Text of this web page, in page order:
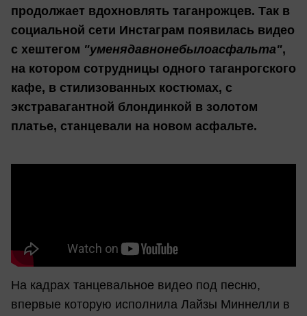
продолжает вдохновлять таганрожцев. Так в
социальной сети Инстаграм появилась видео
с хештегом "уменядавнонебылоасфальта",
на котором сотрудницы одного таганрогского
кафе, в стилизованных костюмах, с
экстравагантной блондинкой в золотом
платье, станцевали на новом асфальте.
На кадрах танцевальное видео под песню,
впервые которую исполнила Лайзы Миннелли в